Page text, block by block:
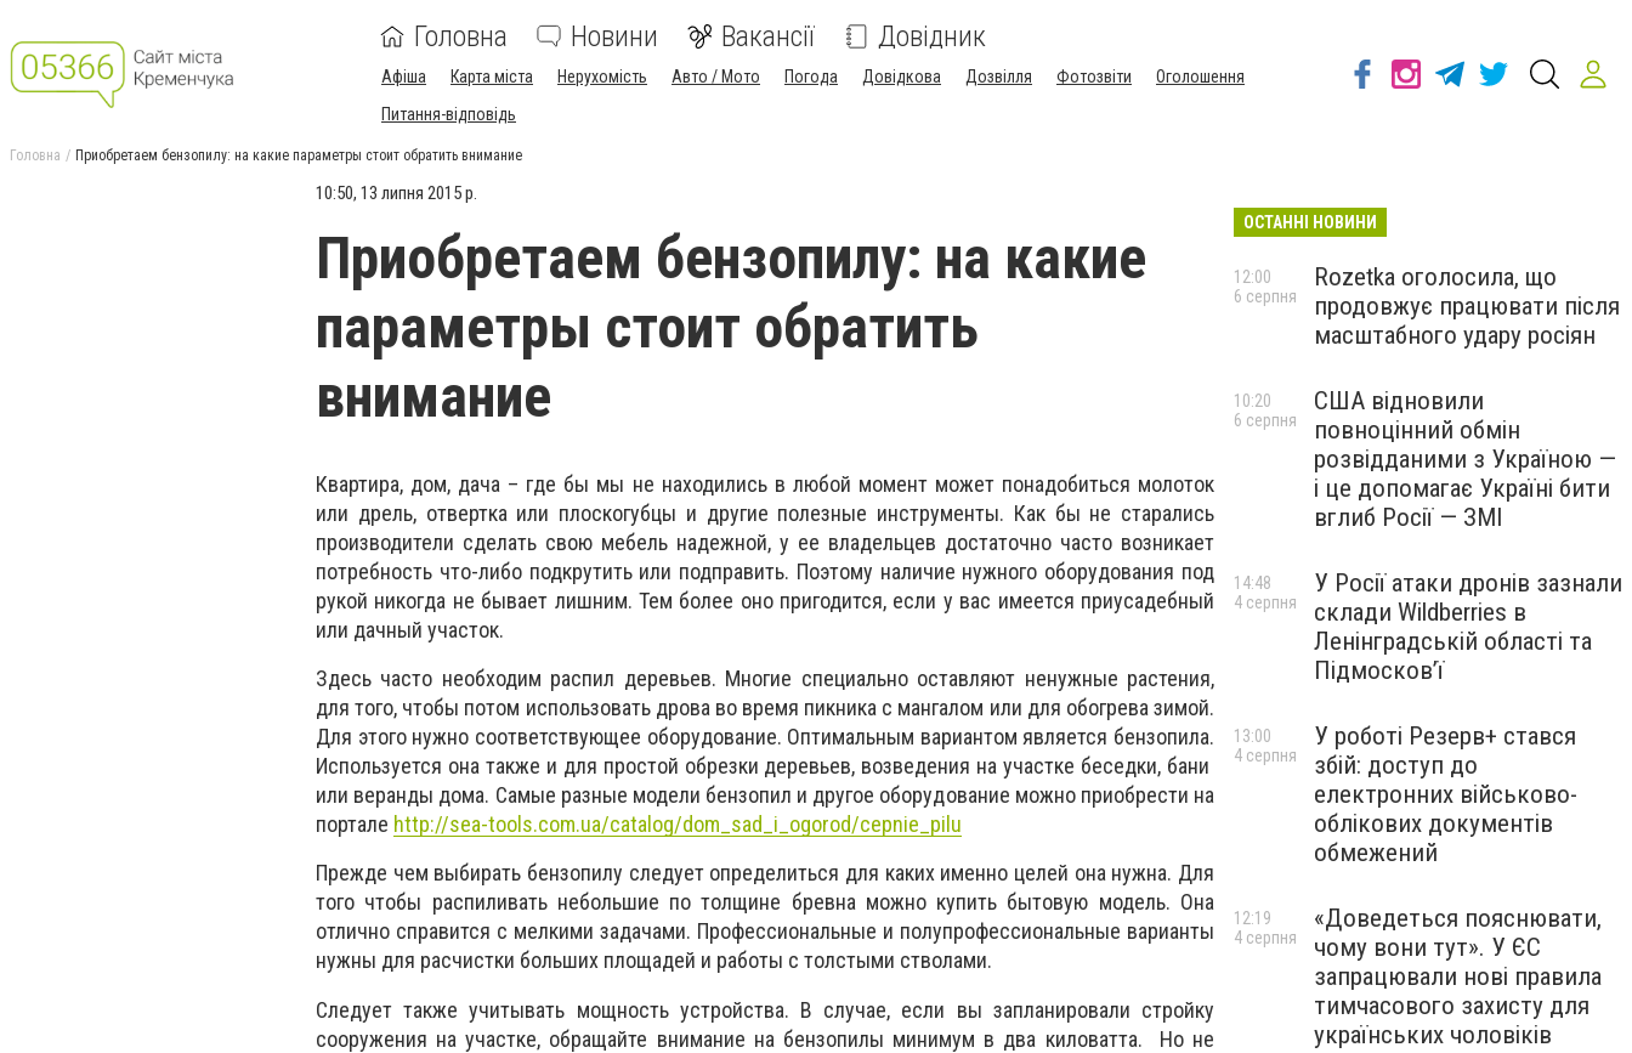
Головна Новини Вакансії Довідник
Афіша Карта міста Нерухомість Авто / Мото Погода Довідкова Дозвілля Фотозвіти
Оголошення
Питання-відповідь
Головна Приобретаем бензопилу: на какие параметры стоит обратить внимание
10:50, 13 липня 2015 р.
Приобретаем бензопилу: на какие
параметры стоит обратить
внимание
Квартира, дом, дача – где бы мы не находились в любой момент может понадобиться молоток
или дрель, отвертка или плоскогубцы и другие полезные инструменты. Как бы не старались
производители сделать свою мебель надежной, у ее владельцев достаточно часто возникает
потребность что-либо подкрутить или подправить. Поэтому наличие нужного оборудования под
рукой никогда не бывает лишним. Тем более оно пригодится, если у вас имеется приусадебный
или дачный участок.
Здесь часто необходим распил деревьев. Многие специально оставляют ненужные растения,
для того, чтобы потом использовать дрова во время пикника с мангалом или для обогрева зимой.
Для этого нужно соответствующее оборудование. Оптимальным вариантом является бензопила.
Используется она также и для простой обрезки деревьев, возведения на участке беседки, бани
или веранды дома. Самые разные модели бензопил и другое оборудование можно приобрести на
портале http://sea-tools.com.ua/catalog/dom_sad_i_ogorod/cepnie_pilu
Прежде чем выбирать бензопилу следует определиться для каких именно целей она нужна. Для
того чтобы распиливать небольшие по толщине бревна можно купить бытовую модель. Она
отлично справится с мелкими задачами. Профессиональные и полупрофессиональные варианты
нужны для расчистки больших площадей и работы с толстыми стволами.
Следует также учитывать мощность устройства. В случае, если вы запланировали стройку
сооружения на участке, обращайте внимание на бензопилы минимум в два киловатта. Но не
ОСТАННІ НОВИНИ
Rozetka оголосила, що
продовжує працювати після
масштабного удару росіян
12:00
6 серпня
США відновили
повноцінний обмін
розвідданими з Україною —
і це допомагає Україні бити
вглиб Росії — ЗМІ
10:20
6 серпня
У Росії атаки дронів зазнали
склади Wildberries в
Ленінградській області та
Підмосков’ї
14:48
4 серпня
У роботі Резерв+ стався
збій: доступ до
електронних військово-
облікових документів
обмежений
13:00
4 серпня
«Доведеться пояснювати,
чому вони тут». У ЄС
запрацювали нові правила
тимчасового захисту для
українських чоловіків
12:19
4 серпня